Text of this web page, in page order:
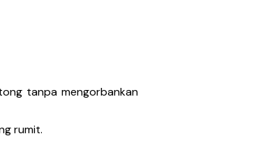
tanpa mengorbankan
rumit.